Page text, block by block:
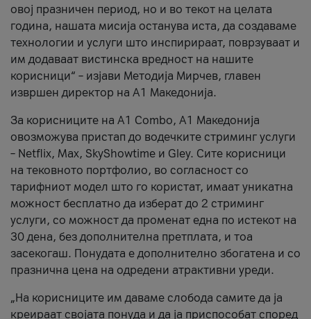
овој празничен период, но и во текот на целата
година, нашата мисија останува иста, да создаваме
технологии и услуги што инспирираат, поврзуваат и
им додаваат вистинска вредност на нашите
корисници“ – изјави Методија Мирчев, главен
извршен директор на А1 Македонија.
За корисниците на A1 Combo, А1 Македонија
овозможува пристап до водечките стриминг услуги
– Netflix, Max, SkyShowtime и Gley. Сите корисници
на тековното портфолио, во согласност со
тарифниот модел што го користат, имаат уникатна
можност бесплатно да изберат до 2 стриминг
услуги, со можност да променат една по истекот на
30 дена, без дополнителна претплата, и тоа
засекогаш. Понудата е дополнително збогатена и со
празнична цена на одредени атрактивни уреди.
„На корисниците им даваме слобода самите да ја
креираат својата понуда и да ја приспособат според